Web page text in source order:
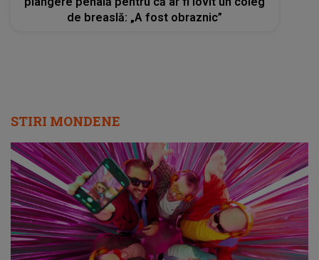
de breaslă: „A fost obraznic”
STIRI MONDENE